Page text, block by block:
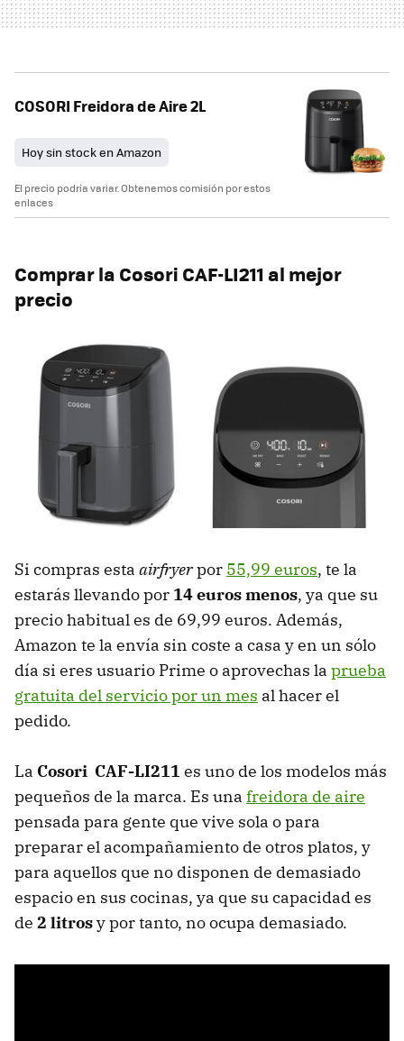
COSORI Freidora de Aire 2L
Hoy sin stock en Amazon
El precio podría variar. Obtenemos comisión por estos
enlaces
Comprar la Cosori CAF-LI211 al mejor
precio
Si compras esta airfryerpor 55,99 euros, te la
estarás llevando por 14 euros menos, ya que su
precio habitual es de 69,99 euros. Además,
Amazon te la envía sin coste a casa y en un sólo
día si eres usuario Prime o aprovechas la prueba
gratuita del servicio por un mes al hacer el
pedido.
La Cosori CAF-LI211 es uno de los modelos más
pequeños de la marca. Es una freidora de aire
pensada para gente que vive sola o para
preparar el acompañamiento de otros platos, y
para aquellos que no disponen de demasiado
espacio en sus cocinas, ya que su capacidad es
de 2 litrosy por tanto, no ocupa demasiado.